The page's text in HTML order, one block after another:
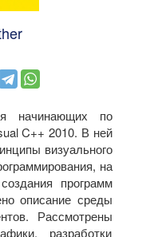
начинающих по
C++ 2010. В ней
визуального
на
программ
описание среды
Рассмотрены
разработки